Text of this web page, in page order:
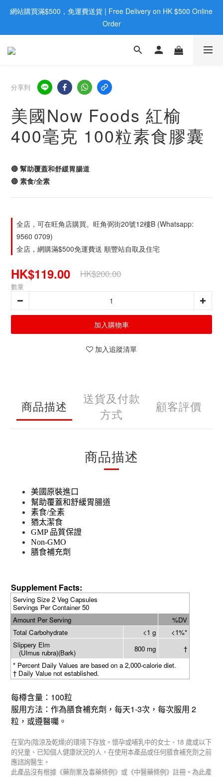
歡迎親臨旺角店購買：旺角弼街20號12樓B  |  RealDeal 保健品 |
WhatsApp 9560 0709
網站購買滿$500，免運費送貨 | Free Delivery on HK $500 Online
Order
歡迎親臨旺角店購買：旺角弼街20號12樓B  |  RealDeal 保健品 |
分享到
美國Now Foods 紅榆
400毫克 100粒素食膠囊
🔴 幫助覆蓋和舒緩胃腸道
🔴 素食/全素
全店，可在旺角店購買。旺角弼街20號12樓B (Whatsapp:
9560 0709)
全店，網購滿$500免運費送 順豐站自取及住宅
HK$119.00 HK$200.00
數量
加入購物車
加入追蹤清單
商品描述
送貨及付款
方式
顧客評價
商品描述
美國原裝進口
幫助覆蓋和舒緩胃腸道
素食/全素
猶太潔食
GMP 品質保證
Non-GMO
膳食補充劑
Supplement Facts:
Serving Size 2 Veg Capsules
Servings Per Container 50
Amount Per Serving
%DV
Total Carbohydrate
<1 g
<1%*
Slippery Elm
(Ulmus rubra)(Bark)
800 mg
†
* Percent Daily Values are based on a 2,000-calorie diet.
† Daily Value not established.
每樽含量： 100粒
服用方法：作為膳食補充劑，每天1-3次，每次服用 2
粒，或遵醫囑。
在室内(陰涼及乾燥)的環境下存放。懷孕或哺乳中的女士、 18 歲或以下
的兒童、已知個人健康狀況的人，在使用本產品或任何膳食補充劑之前
應諮詢醫生。
此產品沒有根據《藥劑業及毒藥條例》或《中醫藥條例》註冊。為此產